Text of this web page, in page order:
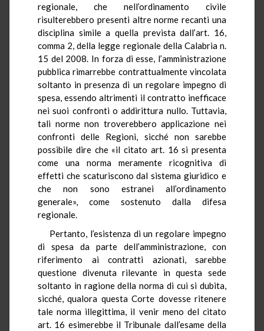
regionale, che nell’ordinamento civile
risulterebbero presenti altre norme recanti una
disciplina simile a quella prevista dall’art. 16,
comma 2, della legge regionale della Calabria n.
15 del 2008. In forza di esse, l’amministrazione
pubblica rimarrebbe contrattualmente vincolata
soltanto in presenza di un regolare impegno di
spesa, essendo altrimenti il contratto inefficace
nei suoi confronti o addirittura nullo. Tuttavia,
tali norme non troverebbero applicazione nei
confronti delle Regioni, sicché non sarebbe
possibile dire che «il citato art. 16 si presenta
come una norma meramente ricognitiva di
effetti che scaturiscono dal sistema giuridico e
che non sono estranei all’ordinamento
generale», come sostenuto dalla difesa
regionale.
Pertanto, l’esistenza di un regolare impegno
di spesa da parte dell’amministrazione, con
riferimento ai contratti azionati, sarebbe
questione divenuta rilevante in questa sede
soltanto in ragione della norma di cui si dubita,
sicché, qualora questa Corte dovesse ritenere
tale norma illegittima, il venir meno del citato
art. 16 esimerebbe il Tribunale dall’esame della